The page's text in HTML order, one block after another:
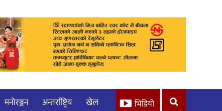
मनाेरञ्जन अन्तर्राष्ट्रिय खेल भिडियो